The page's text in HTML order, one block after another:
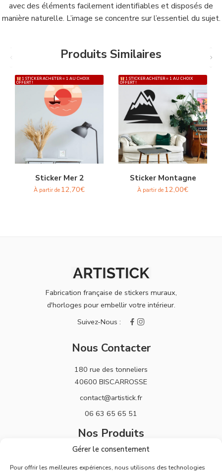
Gérer le consentement
Pour offrir les meilleures expériences, nous utilisons des technologies
avec des éléments facilement identifiables et disposés de
manière naturelle. L’image se concentre sur l’essentiel du sujet.
Produits Similaires
1 STICKER ACHETER = 1 AU CHOIX
OFFERT !
Sticker Mer 2
À partir de 12,70€
1 STICKER ACHETER = 1 AU CHOIX
OFFERT !
Sticker Montagne
À partir de 12,00€
Fabrication française de stickers muraux,
d'horloges pour embellir votre intérieur.
Nous Contacter
180 rue des tonneliers
40600 BISCARROSSE
contact@artistick.fr
06 63 65 65 51
Nos Produits
Stickers